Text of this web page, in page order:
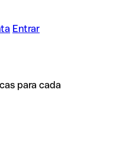
Entrar
para cada